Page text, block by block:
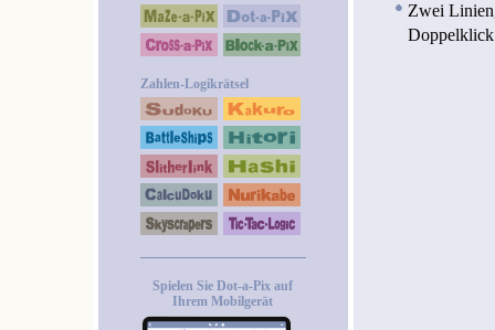
Zahlen-Logikrätsel
Spielen Sie Dot-a-Pix auf
Ihrem Mobilgerät
Zwei
Doppelklick